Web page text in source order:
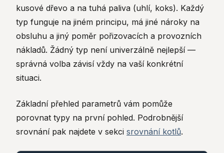
kusové dřevo a na tuhá paliva (uhlí, koks). Každý
typ funguje na jiném principu, má jiné nároky na
obsluhu a jiný poměr pořizovacích a provozních
nákladů. Žádný typ není univerzálně nejlepší —
správná volba závisí vždy na vaší konkrétní
situaci.
Základní přehled parametrů vám pomůže
porovnat typy na první pohled. Podrobnější
srovnání pak najdete v sekci srovnání kotlů.